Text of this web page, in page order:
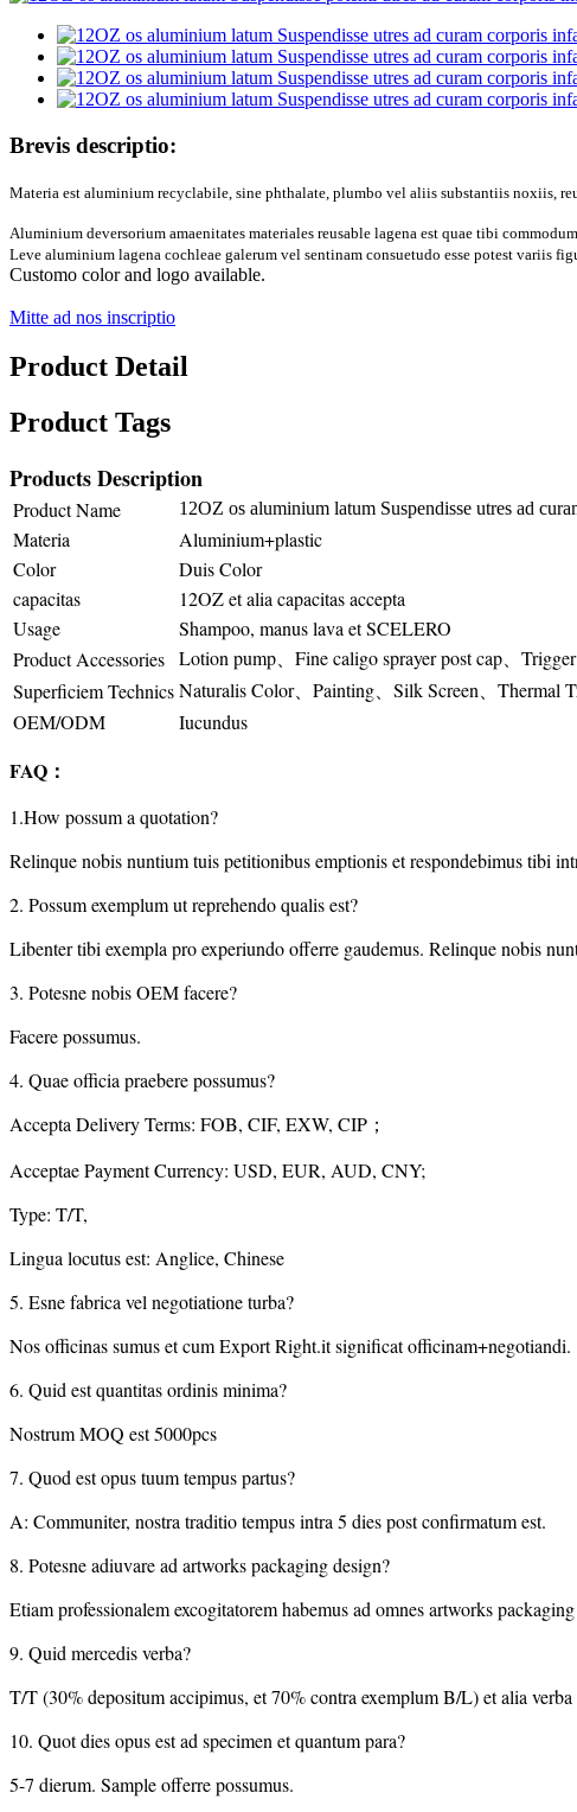
Brevis descriptio:
Materia est aluminium recyclabile, sine phthalate, plumbo vel aliis substantiis noxiis,
Aluminium deversorium amaenitates materiales reusable lagena est quae tibi
Leve aluminium lagena cochleae galerum vel sentinam consuetudo esse potest variis
Customo color and logo available.
Mitte ad nos inscriptio
Product Detail
Product Tags
Products Description
Product Name 12OZ os aluminium latum Suspendisse utres ad
Materia
Aluminium+plastic
Color
Duis Color
capacitas
12OZ et alia capacitas accepta
Usage
Shampoo, manus lava et SCELERO
Product Accessories Lotion pump、Fine caligo sprayer post cap、
Superficiem TechnicsNaturalis Color、Painting、Silk Screen、Thermal
OEM/ODM
Iucundus
FAQ：
1.How possum a quotation?
Relinque nobis nuntium tuis petitionibus emptionis et respondebimus tibi
2. Possum exemplum ut reprehendo qualis est?
Libenter tibi exempla pro experiundo offerre gaudemus. Relinque nobis
3. Potesne nobis OEM facere?
Facere possumus.
4. Quae officia praebere possumus?
Accepta Delivery Terms: FOB, CIF, EXW, CIP；
Acceptae Payment Currency: USD, EUR, AUD, CNY;
Type: T/T,
Lingua locutus est: Anglice, Chinese
5. Esne fabrica vel negotiatione turba?
Nos officinas sumus et cum Export Right.it significat officinam+negotiandi.
6. Quid est quantitas ordinis minima?
Nostrum MOQ est 5000pcs
7. Quod est opus tuum tempus partus?
A: Communiter, nostra traditio tempus intra 5 dies post confirmatum est.
8. Potesne adiuvare ad artworks packaging design?
Etiam professionalem excogitatorem habemus ad omnes artworks
9. Quid mercedis verba?
T/T (30% depositum accipimus, et 70% contra exemplum B/L) et alia
10. Quot dies opus est ad specimen et quantum para?
5-7 dierum. Sample offerre possumus.